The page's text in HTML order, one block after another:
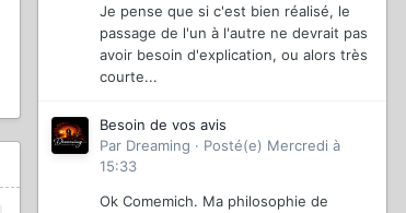
Je pense que si c'est bien réalisé, le
passage de l'un à l'autre ne devrait pas
avoir besoin d'explication, ou alors très
courte...
Besoin de vos avis
Par Dreaming · Posté(e) Mercredi à
15:33
Ok Comemich. Ma philosophie de